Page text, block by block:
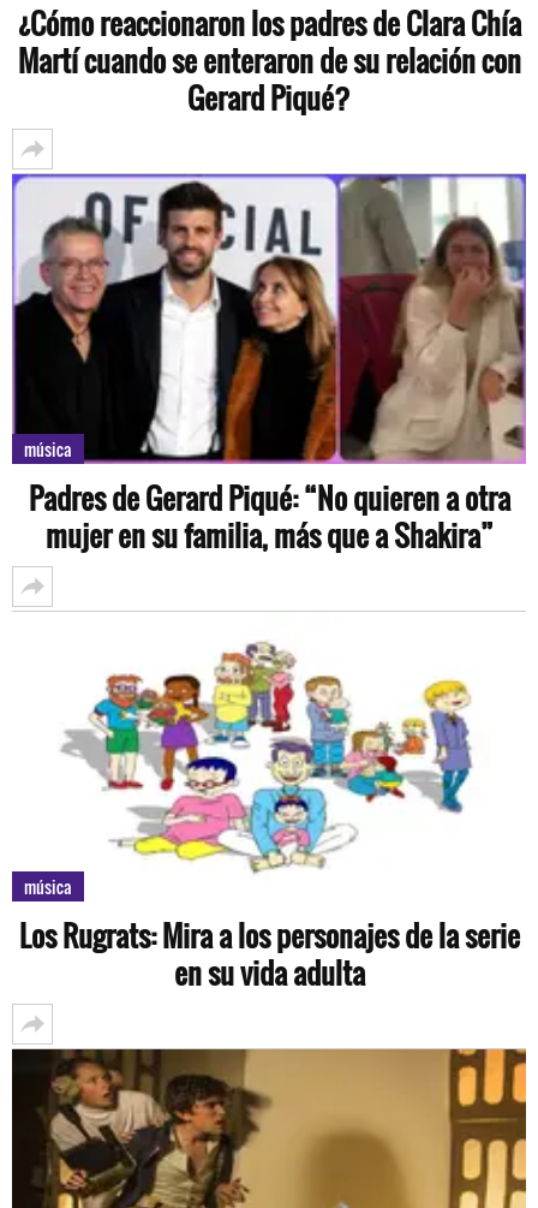
¿Cómo reaccionaron los padres de Clara Chía
Martí cuando se enteraron de su relación con
Gerard Piqué?
música
Padres de Gerard Piqué: “No quieren a otra
mujer en su familia, más que a Shakira”
música
Los Rugrats: Mira a los personajes de la serie
en su vida adulta